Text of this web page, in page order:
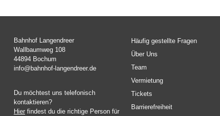
Bahnhof Langendreer
Wallbaumweg 108
44894 Bochum
info@bahnhof-langendreer.de
Du möchtest uns telefonisch
kontaktieren?
Hier findest du die richtige Person für
Häufig gestellte Fragen
Über Uns
Team
Vermietung
Tickets
Barrierefreiheit